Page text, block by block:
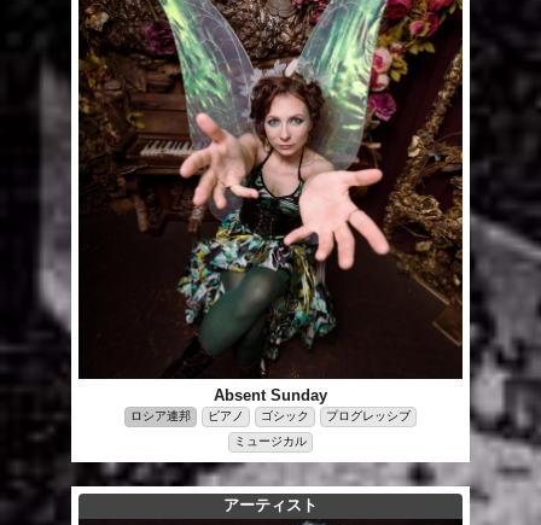
Absent Sunday
ロシア連邦 ピアノ ゴシック
プログレッシブ
ミュージカル
アーティスト